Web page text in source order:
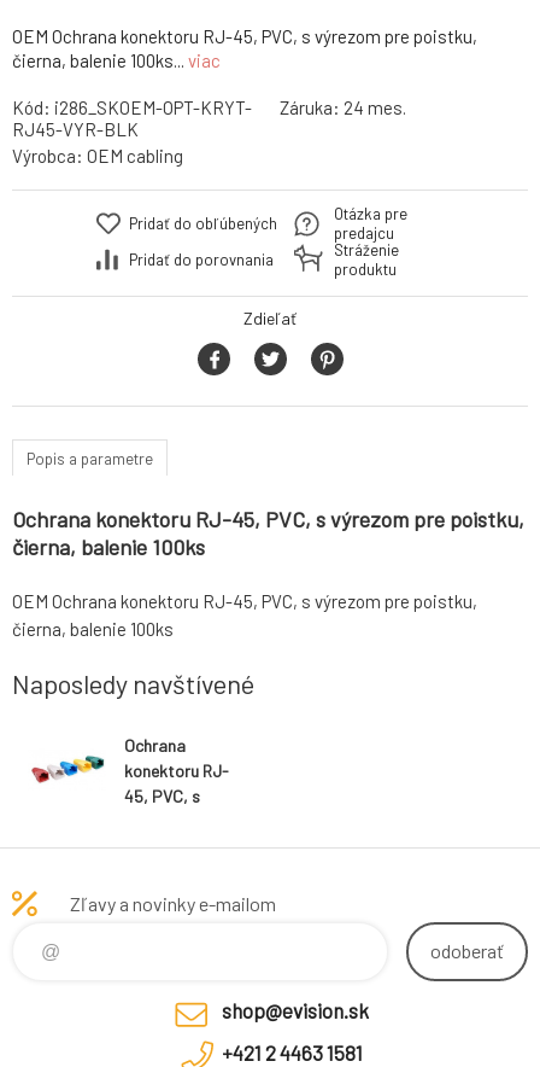
OEM Ochrana konektoru RJ-45, PVC, s výrezom pre poistku,
čierna, balenie 100ks... viac
Kód: i286_SKOEM-OPT-KRYT-
RJ45-VYR-BLK
Záruka: 24 mes.
Výrobca: OEM cabling
Pridať do obľúbených
Pridať do porovnania
Otázka pre
predajcu
Stráženie
produktu
Zdieľať
Popis a parametre
Ochrana konektoru RJ-45, PVC, s výrezom pre poistku,
čierna, balenie 100ks
OEM Ochrana konektoru RJ-45, PVC, s výrezom pre poistku,
čierna, balenie 100ks
Naposledy navštívené
Ochrana
konektoru RJ-
45, PVC, s
poistku, čierna,
Zľavy a novinky e-mailom
odoberať
shop@evision.sk
+421 2 4463 1581